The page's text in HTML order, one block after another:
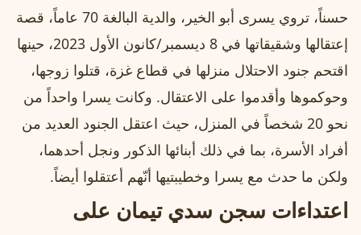
حسناً، تروي يسرى أبو الخير، والدية البالغة 70 عاماً، قصة
إعتقالها وشقيقاتها في 8 ديسمبر/كانون الأول 2023، حينها
اقتحم جنود الاحتلال منزلها في قطاع غزة، قتلوا زوجها،
وحوكموها وأقدموا على الاعتقال. وكانت يسرا واحداً من
نحو 20 شخصاً في المنزل، حيث اعتقل الجنود العديد من
أفراد الأسرة، بما في ذلك أبنائها الذكور ونجل أحدهما،
ولكن ما حدث مع يسرا وخطيبتيها أنّهم أعتقلوا أيضاً.
اعتداءات سجن سدي تيمان على